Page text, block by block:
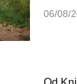
06/08/